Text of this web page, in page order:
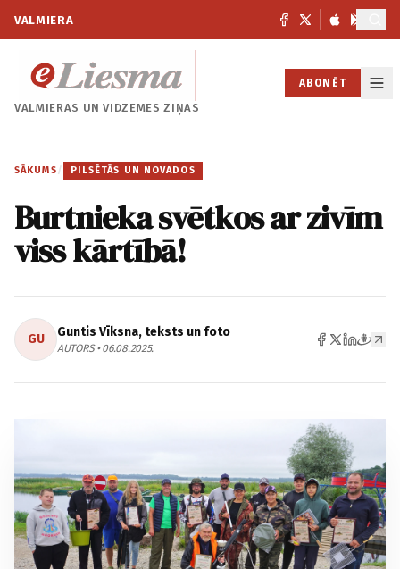
VALMIERA
VALMIERAS UNVIDZEMES ZIŅAS
ABONĒT
SĀKUMS / PILSĒTĀS UN NOVADOS
Burtnieka svētkos ar zivīm
viss kārtībā!
GU Guntis Vīksna, teksts un foto
AUTORS • 06.08.2025.